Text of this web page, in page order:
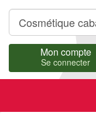
Mon compte
Se connecter